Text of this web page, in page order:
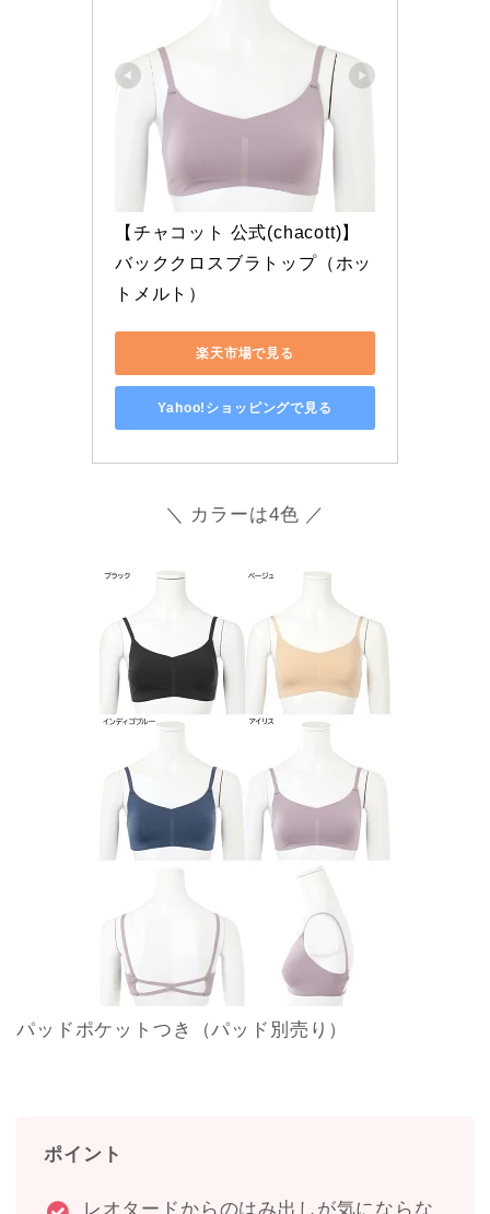
【チャコット 公式(chacott)】
バッククロスブラトップ（ホッ
トメルト）
楽天市場で見る
Yahoo!ショッピングで見る
＼ カラーは4色 ／
パッドポケットつき（パッド別売り）
ポイント
レオタードからのはみ出しが気にならな